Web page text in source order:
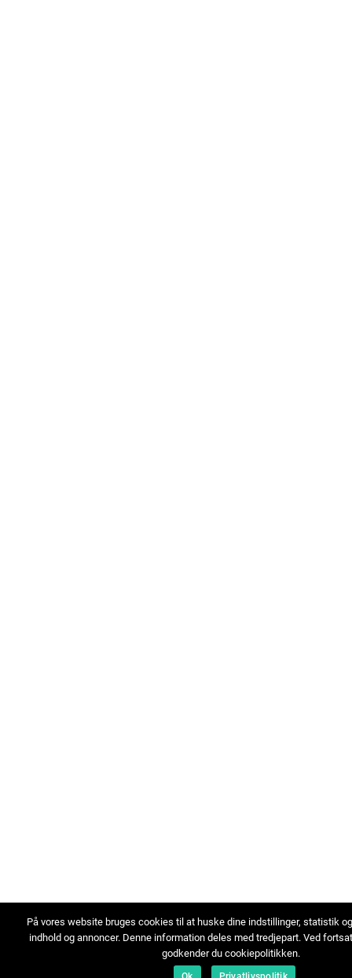
På vores website bruges cookies til at huske dine indstillinger, statistik
indhold og annoncer. Denne information deles med tredjepart. Ved
godkender du cookiepolitikken.